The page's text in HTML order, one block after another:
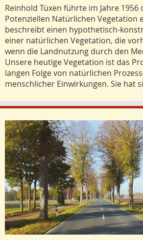
Reinhold Tüxen führte im Jahre 1956
Potenziellen Natürlichen Vegetation
beschreibt einen hypothetisch-
einer natürlichen Vegetation, die
wenn die Landnutzung durch den
Unsere heutige Vegetation ist das
langen Folge von natürlichen
menschlicher Einwirkungen. Sie hat